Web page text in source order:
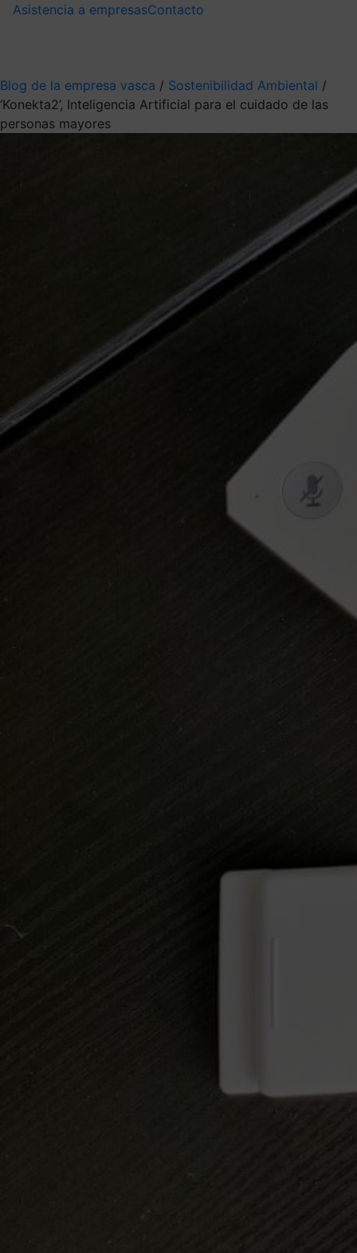
Asistencia a empresasContacto
Blog de la empresa vasca / Sostenibilidad Ambiental /
‘Konekta2’, Inteligencia Artificial para el cuidado de las
personas mayores